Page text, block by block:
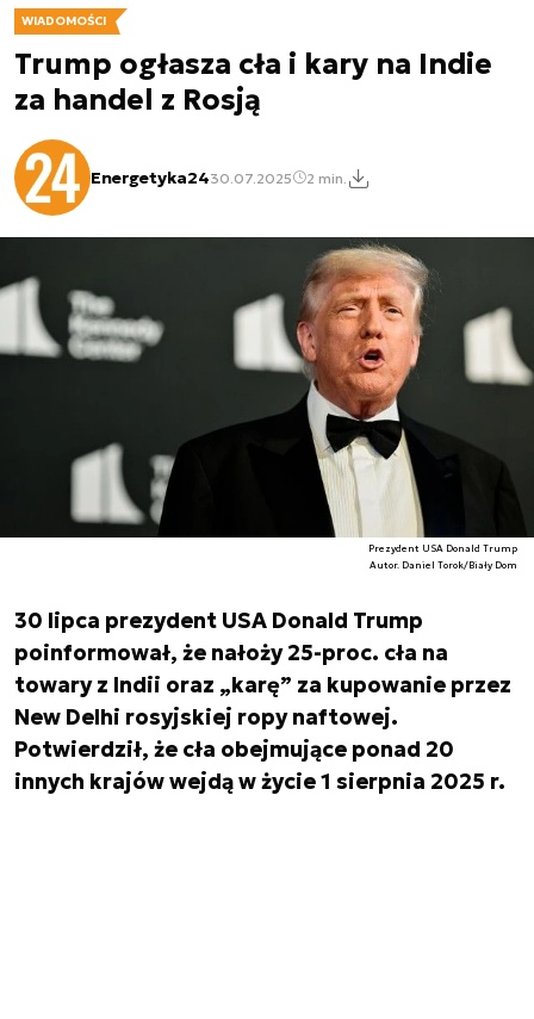
WIADOMOŚCI
Trump ogłasza cła i kary na Indie
za handel z Rosją
Energetyka2430.07.2025 2 min.
Prezydent USA Donald Trump
Autor. Daniel Torok/Biały Dom
30 lipca prezydent USA Donald Trump
poinformował, że nałoży 25-proc. cła na
towary z Indii oraz „karę” za kupowanie przez
New Delhi rosyjskiej ropy naftowej.
Potwierdził, że cła obejmujące ponad 20
innych krajów wejdą w życie 1 sierpnia 2025 r.